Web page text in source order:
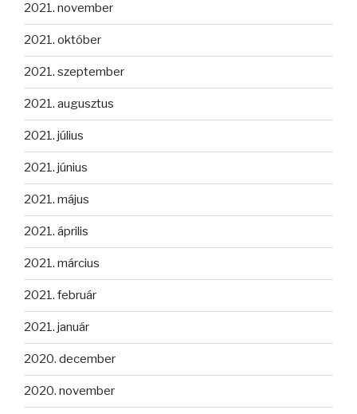
2021. november
2021. október
2021. szeptember
2021. augusztus
2021. július
2021. június
2021. május
2021. április
2021. március
2021. február
2021. január
2020. december
2020. november